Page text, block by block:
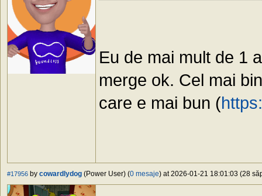
Eu de mai mult de 1
merge ok. Cel mai
care e mai bun (
#17956 by cowardlydog (Power User) (0 mesaje) at 2026-01-21 18:01:03 (28